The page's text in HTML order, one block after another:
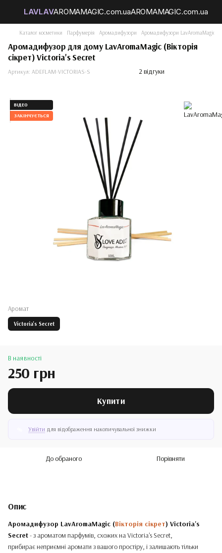
Каталог косметики Парфумерія Аромадифузори Аромадифузори LavAromaMagic
Аромадифузор для дому LavAromaMagic (Вікторія
сікрет) Victoria's Secret
Артикул: ADEFLAM-VICTORIAS-S 2 відгуки
ВІДЕО
ЗАКІНЧУЄТЬСЯ
Аромат
Victoria's Secret
В наявності
250 грн
Купити
Увійти для відображення накопичувальної знижки
До обраного Порівняти
Опис
Аромадифузор LavAromaMagic (Вікторія сікрет) Victoria's
Secret- з ароматом парфумів, схожих на Victoria's Secret,
прибирає неприємні аромати з вашого простіру, і залишають тільки